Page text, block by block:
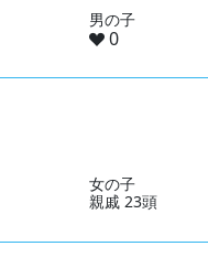
男の子
0
女の子
親戚 23頭